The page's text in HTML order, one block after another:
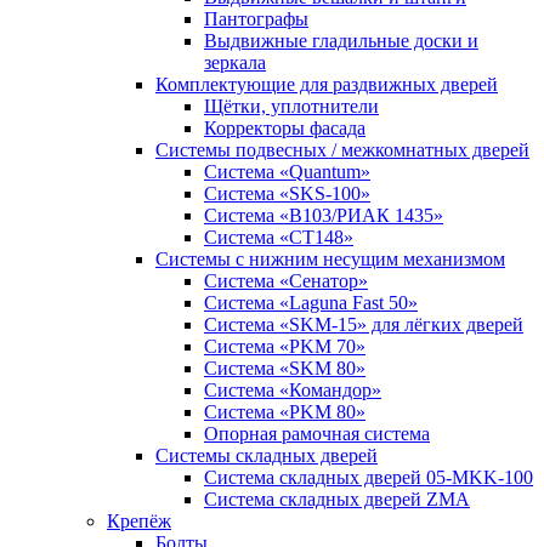
Пантографы
Выдвижные гладильные доски и
зеркала
Комплектующие для раздвижных дверей
Щётки, уплотнители
Корректоры фасада
Системы подвесных / межкомнатных дверей
Система «Quantum»
Система «SKS-100»
Система «B103/РИАК 1435»
Система «СТ148»
Системы с нижним несущим механизмом
Система «Сенатор»
Система «Laguna Fast 50»
Система «SKM-15» для лёгких дверей
Система «PKM 70»
Система «SKM 80»
Система «Командор»
Система «PKM 80»
Опорная рамочная система
Системы складных дверей
Система складных дверей 05-MKK-100
Система складных дверей ZMA
Крепёж
Болты